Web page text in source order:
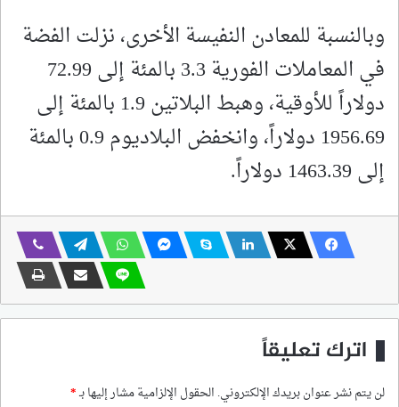
وبالنسبة للمعادن النفيسة الأخرى، نزلت الفضة
في المعاملات الفورية 3.3 بالمئة إلى 72.99
دولاراً للأوقية، وهبط البلاتين 1.9 بالمئة إلى
1956.69 دولاراً، ​وانخفض البلاديوم 0.9 بالمئة
‌إلى 1463.39 دولاراً.
اترك تعليقاً
لن يتم نشر عنوان بريدك الإلكتروني. الحقول الإلزامية مشار إليها بـ*